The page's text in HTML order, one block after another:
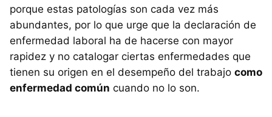
porque estas patologías son cada vez más
abundantes, por lo que urge que la declaración de
enfermedad laboral ha de hacerse con mayor
rapidez y no catalogar ciertas enfermedades que
tienen su origen en el desempeño del trabajo como
enfermedad común cuando no lo son.